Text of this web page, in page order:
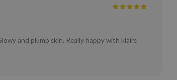
and plump skin. Really happy with klairs